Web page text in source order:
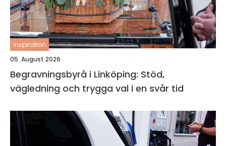
inspiration
05. August 2026
Begravningsbyrå i Linköping: Stöd,
vägledning och trygga val i en svår tid